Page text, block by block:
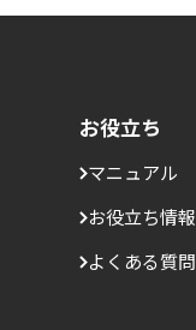
お役立ち
マニュアル
お役立ち情報
よくある質問